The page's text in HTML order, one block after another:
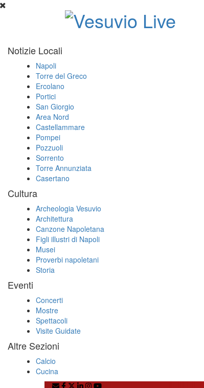
Notizie Locali
Napoli
Torre del Greco
Ercolano
Portici
San Giorgio
Area Nord
Castellammare
Pompei
Pozzuoli
Sorrento
Torre Annunziata
Casertano
Cultura
Archeologia Vesuvio
Architettura
Canzone Napoletana
Figli illustri di Napoli
Musei
Proverbi napoletani
Storia
Eventi
Concerti
Mostre
Spettacoli
Visite Guidate
Altre Sezioni
Calcio
Cucina